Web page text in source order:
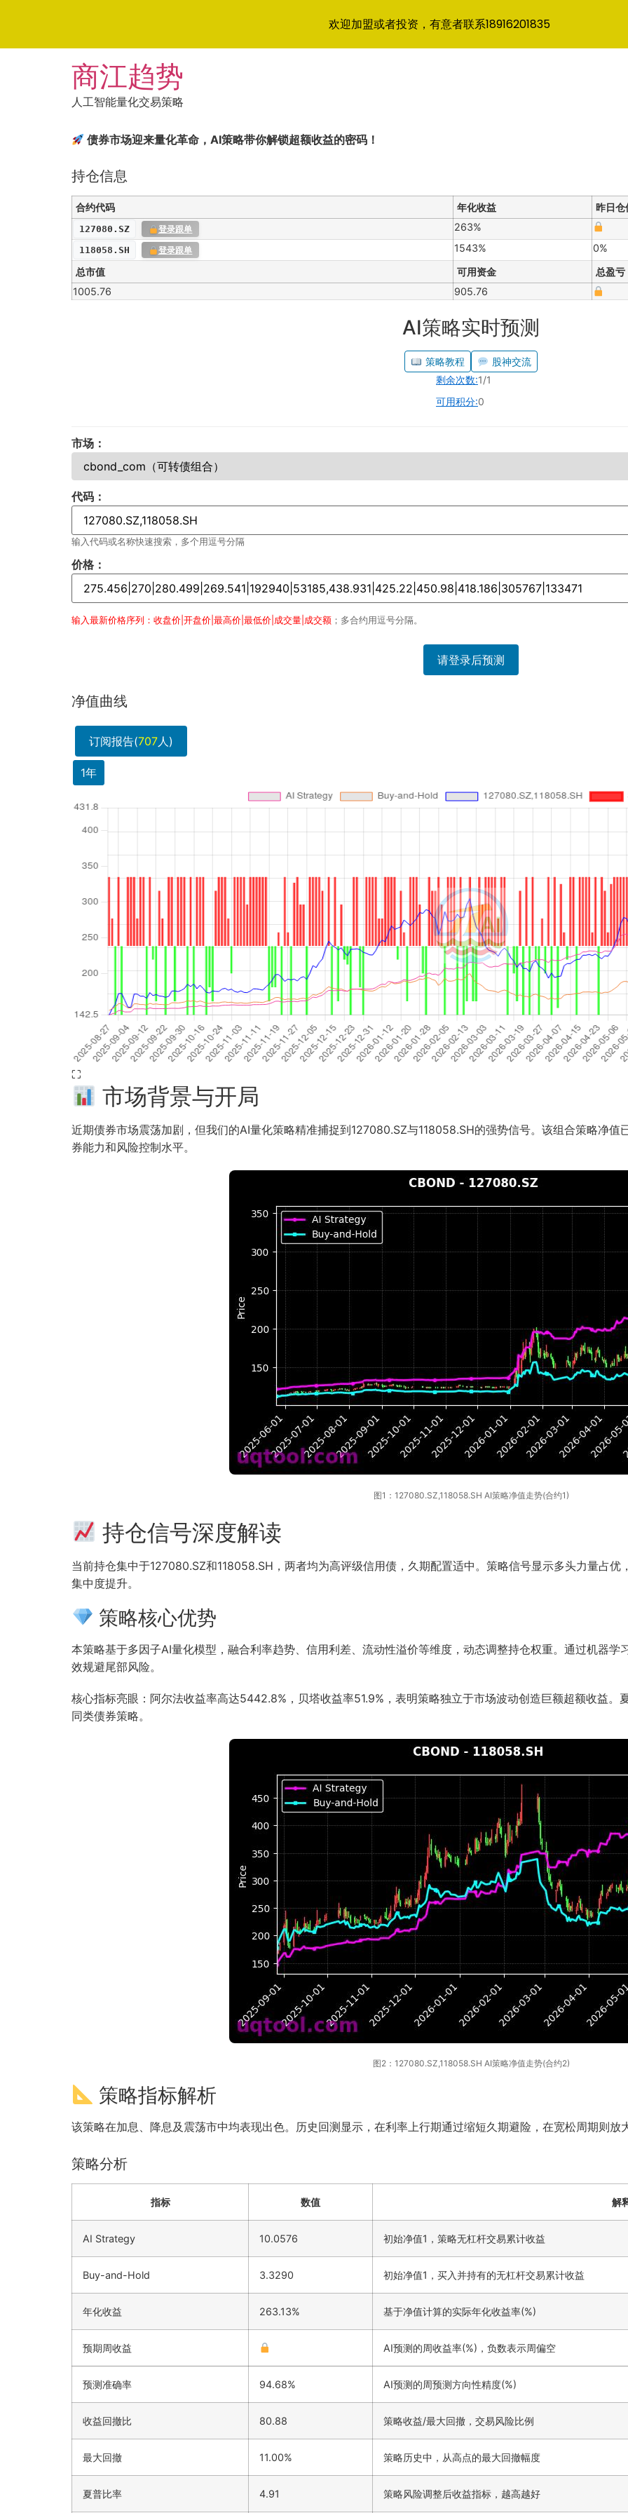
商江趋势
人工智能量化交易策略
债券市场迎来量化革命，AI策略带你解锁超额收益的密码！
持仓信息
合约代码 年化收益 昨日仓
127080.SZ 登录跟单 263%
118058.SH 登录跟单 1543%
0%
总市值
可用资金
总盈亏
1005.76
905.76
AI策略实时预测
策略教程
股神交流
剩余次数:1/1
可用积分:0
市场：
代码：
输入代码或名称快速搜索，多个用逗号分隔
价格：
输入最新价格序列：收盘价|开盘价|最高价|最低价|成交量|成交额 ；多合约用逗号分隔。
请登录后预测
净值曲线
订阅报告(707人)
1年
⛶
市场背景与开局
近期债券市场震荡加剧，但我们的AI量化策略精准捕捉到127080.SZ与118058.SH的强势信号。该组合策略净
券能力和风险控制水平。
图1：127080.SZ,118058.SH AI策略净值走势(合约1)
持仓信号深度解读
当前持仓集中于127080.SZ和118058.SH，两者均为高评级信用债，久期配置适中。策略信号显示多头力量占
集中度提升。
策略核心优势
本策略基于多因子AI量化模型，融合利率趋势、信用利差、流动性溢价等维度，动态调整持仓权重。通过机器
效规避尾部风险。
核心指标亮眼：阿尔法收益率高达5442.8%，贝塔收益率51.9%，表明策略独立于市场波动创造巨额超额收益
同类债券策略。
图2：127080.SZ,118058.SH AI策略净值走势(合约2)
策略指标解析
该策略在加息、降息及震荡市中均表现出色。历史回测显示，在利率上行期通过缩短久期避险，在宽松周期则
策略分析
指标 数值 解
AI Strategy 10.0576 初始净值1，策略无杠杆交易累计收益
Buy-and-Hold 3.3290 初始净值1，买入并持有的无杠杆交易累计收益
年化收益 263.13% 基于净值计算的实际年化收益率(%)
预期周收益 AI预测的周收益率(%)，负数表示周偏空
预测准确率 94.68% AI预测的周预测方向性精度(%)
收益回撤比 80.88 策略收益/最大回撤，交易风险比例
最大回撤 11.00% 策略历史中，从高点的最大回撤幅度
夏普比率 4.91 策略风险调整后收益指标，越高越好
欢迎加盟或者投资，有意者联系18916201835